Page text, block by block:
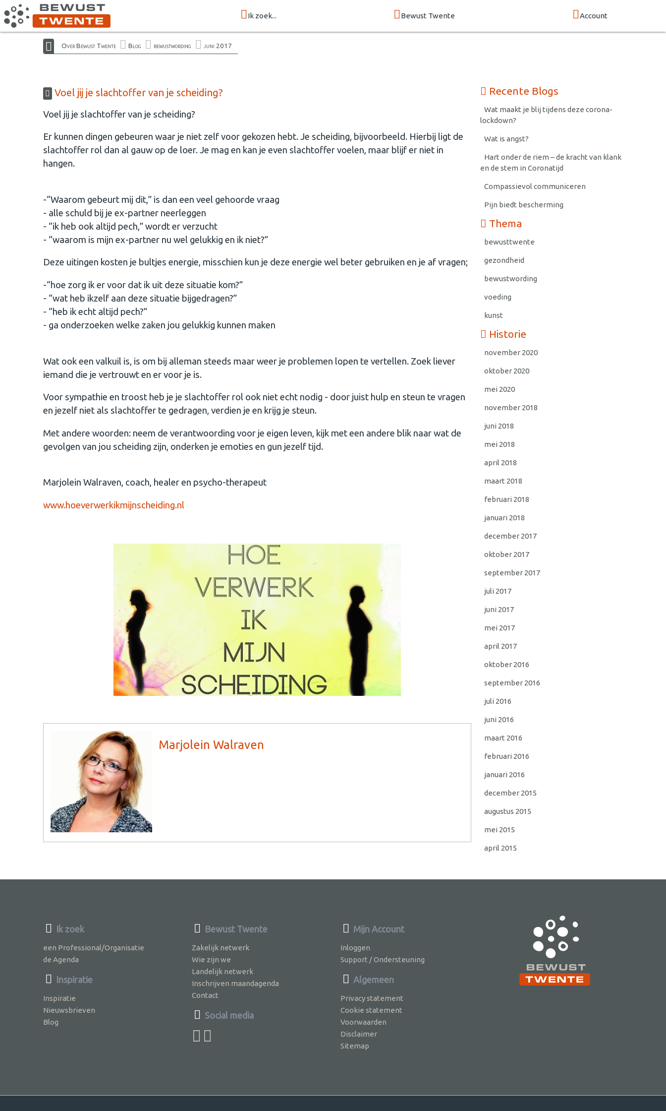
Ik zoek... Bewust Twente Account
Over Bewust Twente Blog bewustwording juni 2017
Voel jij je slachtoffer van je scheiding?
Voel jij je slachtoffer van je scheiding?
Er kunnen dingen gebeuren waar je niet zelf voor gekozen hebt. Je scheiding, bijvoorbeeld. Hierbij ligt de
slachtoffer rol dan al gauw op de loer. Je mag en kan je even slachtoffer voelen, maar blijf er niet in
hangen.
-“Waarom gebeurt mij dit,” is dan een veel gehoorde vraag
- alle schuld bij je ex-partner neerleggen
- “ik heb ook altijd pech,” wordt er verzucht
- “waarom is mijn ex-partner nu wel gelukkig en ik niet?”
Deze uitingen kosten je bultjes energie, misschien kun je deze energie wel beter gebruiken en je af vragen;
-“hoe zorg ik er voor dat ik uit deze situatie kom?”
- “wat heb ikzelf aan deze situatie bijgedragen?”
- “heb ik echt altijd pech?”
- ga onderzoeken welke zaken jou gelukkig kunnen maken
Wat ook een valkuil is, is om bij alleman steeds maar weer je problemen lopen te vertellen. Zoek liever
iemand die je vertrouwt en er voor je is.
Voor sympathie en troost heb je je slachtoffer rol ook niet echt nodig - door juist hulp en steun te vragen
en jezelf niet als slachtoffer te gedragen, verdien je en krijg je steun.
Met andere woorden: neem de verantwoording voor je eigen leven, kijk met een andere blik naar wat de
gevolgen van jou scheiding zijn, onderken je emoties en gun jezelf tijd.
Marjolein Walraven, coach, healer en psycho-therapeut
www.hoeverwerkikmijnscheiding.nl
Marjolein Walraven
Recente Blogs
Wat maakt je blij tijdens deze corona-
lockdown?
Wat is angst?
Hart onder de riem – de kracht van klank
en de stem in Coronatijd
Compassievol communiceren
Pijn biedt bescherming
Thema
bewusttwente
gezondheid
bewustwording
voeding
kunst
Historie
november 2020
oktober 2020
mei 2020
november 2018
juni 2018
mei 2018
april 2018
maart 2018
februari 2018
januari 2018
december 2017
oktober 2017
september 2017
juli 2017
juni 2017
mei 2017
april 2017
oktober 2016
september 2016
juli 2016
juni 2016
maart 2016
februari 2016
januari 2016
december 2015
augustus 2015
mei 2015
april 2015
Ik zoek
een Professional/Organisatie
de Agenda
Inspiratie
Inspiratie
Nieuwsbrieven
Blog
Bewust Twente
Zakelijk netwerk
Wie zijn we
Landelijk netwerk
Inschrijven maandagenda
Contact
Social media
Mijn Account
Inloggen
Support / Ondersteuning
Algemeen
Privacy statement
Cookie statement
Voorwaarden
Disclaimer
Sitemap